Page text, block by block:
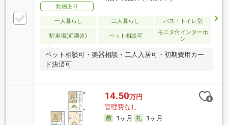
動画あり
一人暮らし 二人暮らし バス・トイレ別
駐車場(近隣含) ペット相談可
モニタ付インターホ
ン
ペット相談可・楽器相談・二人入居可・初期費用カー
ド決済可
14.50万円
管理費なし
1ヶ月
1ヶ月